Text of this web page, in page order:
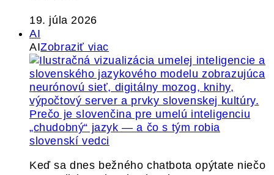
19. júla 2026
AI
AIZobraziť viac
Prečo je slovenčina pre umelú inteligenciu
„chudobný“ jazyk — a čo s tým robia
slovenskí vedci
Keď sa dnes bežného chatbota opýtate niečo